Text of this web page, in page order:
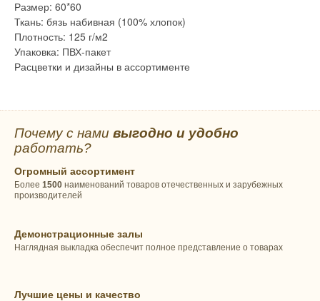
Размер: 60*60
Ткань: бязь набивная (100% хлопок)
Плотность: 125 г/м2
Упаковка: ПВХ-пакет
Расцветки и дизайны в ассортименте
Почему с нами выгодно и удобно
работать?
Огромный ассортимент
Более 1500 наименований товаров отечественных и зарубежных
производителей
Демонстрационные залы
Наглядная выкладка обеспечит полное представление о товарах
Лучшие цены и качество